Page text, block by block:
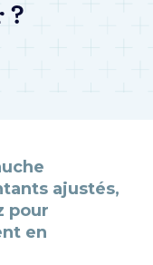
?
ajustés,
pour
en